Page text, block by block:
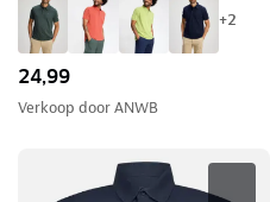
+2
24,99
Verkoop doorANWB